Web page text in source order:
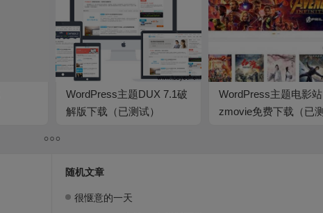
WordPress主题DUX 7.1破
解版下载（已测试）
WordPress主题电影站
zmovie免费下载（已
随机文章
很惬意的一天